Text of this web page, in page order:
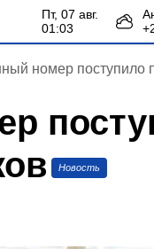
пт, 07 авг.
01:03
+
номер поступило
Новость